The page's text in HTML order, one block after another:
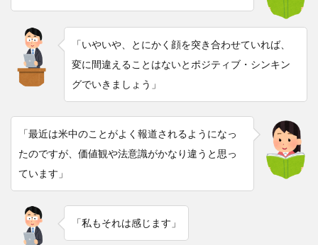
「いやいや、とにかく顔を突き合わせていれば、
変に間違えることはないとポジティブ・シンキン
グでいきましょう」
「最近は米中のことがよく報道されるようになっ
たのですが、価値観や法意識がかなり違うと思っ
ています」
「私もそれは感じます」